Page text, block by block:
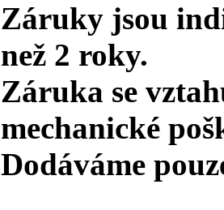
Záruky jsou
než 2 roky.
Záruka se
mechanické
Dodáváme